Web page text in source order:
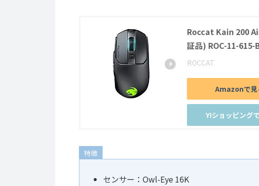
Roccat Kain 200
証品) ROC-11-615-
ROCCAT
Amazonで見
Y!ショッピング
特徴
センサー：Owl-Eye 16K